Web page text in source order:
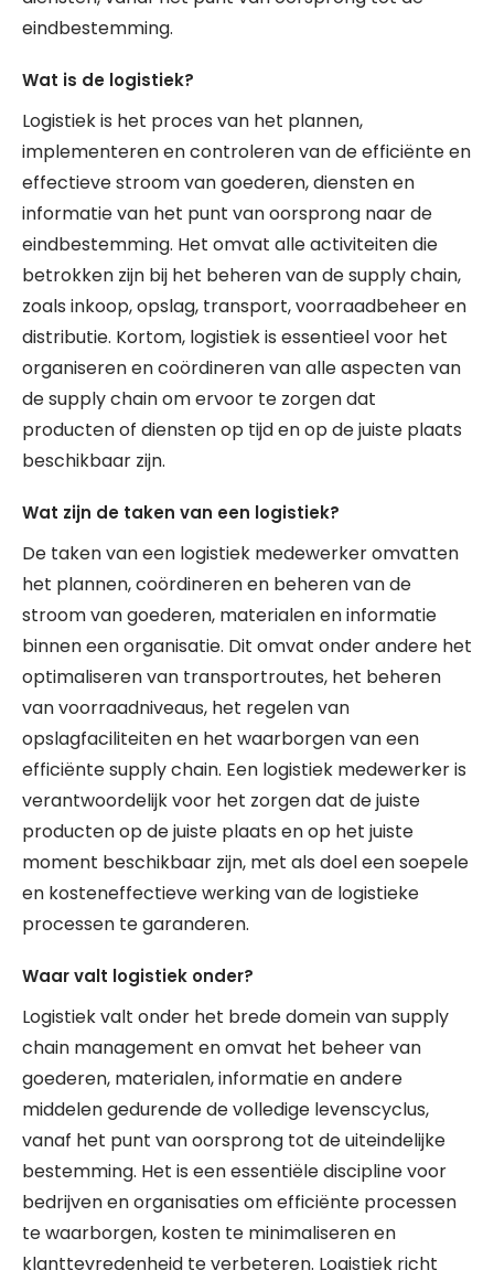
eindbestemming.
Wat is de logistiek?
Logistiek is het proces van het plannen,
implementeren en controleren van de efficiënte en
effectieve stroom van goederen, diensten en
informatie van het punt van oorsprong naar de
eindbestemming. Het omvat alle activiteiten die
betrokken zijn bij het beheren van de supply chain,
zoals inkoop, opslag, transport, voorraadbeheer en
distributie. Kortom, logistiek is essentieel voor het
organiseren en coördineren van alle aspecten van
de supply chain om ervoor te zorgen dat
producten of diensten op tijd en op de juiste plaats
beschikbaar zijn.
Wat zijn de taken van een logistiek?
De taken van een logistiek medewerker omvatten
het plannen, coördineren en beheren van de
stroom van goederen, materialen en informatie
binnen een organisatie. Dit omvat onder andere het
optimaliseren van transportroutes, het beheren
van voorraadniveaus, het regelen van
opslagfaciliteiten en het waarborgen van een
efficiënte supply chain. Een logistiek medewerker is
verantwoordelijk voor het zorgen dat de juiste
producten op de juiste plaats en op het juiste
moment beschikbaar zijn, met als doel een soepele
en kosteneffectieve werking van de logistieke
processen te garanderen.
Waar valt logistiek onder?
Logistiek valt onder het brede domein van supply
chain management en omvat het beheer van
goederen, materialen, informatie en andere
middelen gedurende de volledige levenscyclus,
vanaf het punt van oorsprong tot de uiteindelijke
bestemming. Het is een essentiële discipline voor
bedrijven en organisaties om efficiënte processen
te waarborgen, kosten te minimaliseren en
klanttevredenheid te verbeteren. Logistiek richt